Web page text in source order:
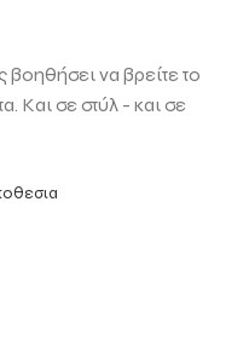
να βρείτε το
Και σε στύλ - και σε